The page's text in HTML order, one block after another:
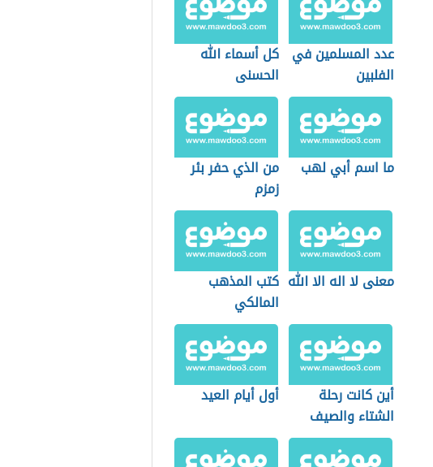
عدد المسلمين في
الفلبين
كل أسماء الله
الحسنى
ما اسم أبي لهب
من الذي حفر بئر
زمزم
معنى لا اله الا الله كتب المذهب
المالكي
أين كانت رحلة
الشتاء والصيف
أول أيام العيد